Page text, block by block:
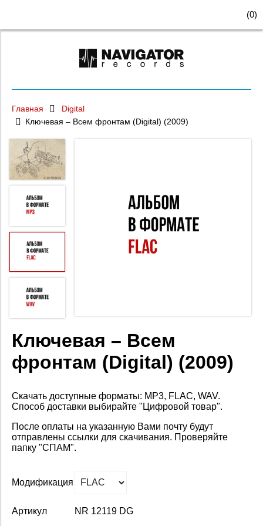
(0)
Главная
Digital
Ключевая – Всем фронтам (Digital) (2009)
Ключевая – Всем
фронтам (Digital) (2009)
Скачать доступные форматы: MP3, FLAC, WAV.
Способ доставки выбирайте "Цифровой товар".
После оплаты на указанную Вами почту будут
отправлены ссылки для скачивания. Проверяйте
папку "СПАМ".
Модификация
Артикул NR 12119 DG